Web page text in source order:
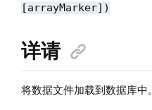
[arrayMarker] )
详请
将数据文件加载到数据库中。